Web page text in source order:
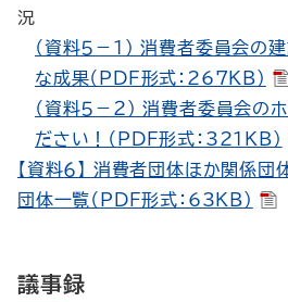
況
（資料５－１） 消費者委員会の
な成果（PDF形式：267KB）
（資料５－２） 消費者委員会の
ださい！（PDF形式：321KB）
【資料６】 消費者団体ほか関係
団体一覧（PDF形式：63KB）
議事録